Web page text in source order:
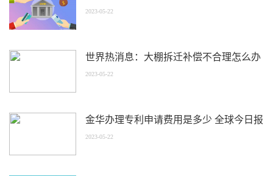
2023-05-22
世界热消息：大棚拆迁补偿不合理怎么办
2023-05-22
金华办理专利申请费用是多少 全球今日报
2023-05-22